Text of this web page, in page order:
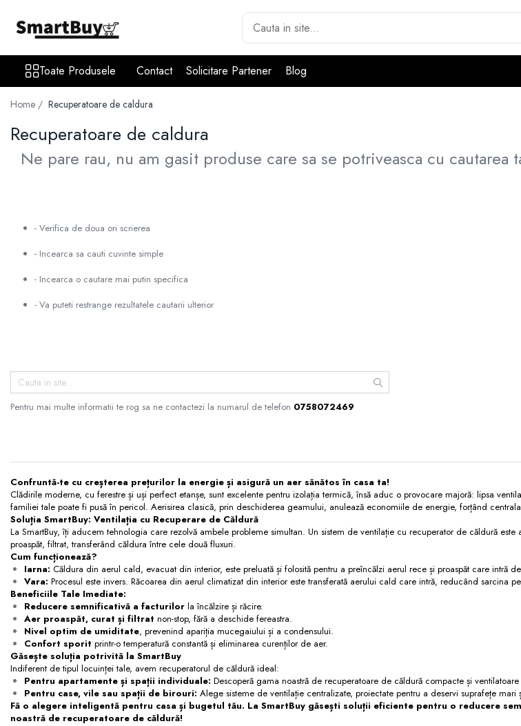
Aer Conditionat
Aer Conditionat - Accesorii
Materiale Climatizare
Benzi Izolatoare
Suporti/Console
Teava cupru
Tubulatura ventilatie
Fitinguri spiro INOX
Tubulatura Spiro
Tub Flexibil Izolat
Tub Flexibil NeIzolat
Accesorii
Ventilatie
Difuzoare Climatizare - Ventilatie
Difuzoare Jet
Difuzoare Turbionare
Grile Climatizare - Ventilatie
Grile
Grila Tubulatura
Grile Acces
Grile de Pardoseala
Grile Exterior
Grile Liniare Decorative
Toate Produsele Contact Solicitare Partener Blog
Home / Recuperatoare de caldura
Recuperatoare de caldura
Ne pare rau, nu am gasit produse care sa se potriveasca cu cautarea
- Verifica de doua ori scrierea
- Incearca sa cauti cuvinte simple
- Incearca o cautare mai putin specifica
- Va puteti restrange rezultatele cautarii ulterior
Pentru mai multe informatii te rog sa ne contactezi la numarul de telefon 0758072469
Confruntă-te cu creșterea prețurilor la energie și asigură un aer sănătos în casa ta!
Clădirile moderne, cu ferestre și uși perfect etanșe, sunt excelente pentru izolația termică, însă aduc o provocare majoră: lipsa
familiei tale poate fi pusă în pericol. Aerisirea clasică, prin deschiderea geamului, anulează economiile de energie, forțând
Soluția SmartBuy: Ventilația cu Recuperare de Căldură
La SmartBuy, îți aducem tehnologia care rezolvă ambele probleme simultan. Un sistem de ventilație cu recuperator de căldură
proaspăt, filtrat, transferând căldura între cele două fluxuri.
Cum funcționează?
Iarna: Căldura din aerul cald, evacuat din interior, este preluată și folosită pentru a preîncălzi aerul rece și proaspăt care intră
Vara: Procesul este invers. Răcoarea din aerul climatizat din interior este transferată aerului cald care intră, reducând sarcina
Beneficiile Tale Imediate:
Reducere semnificativă a facturilor la încălzire și răcire.
Aer proaspăt, curat și filtrat non-stop, fără a deschide fereastra.
Nivel optim de umiditate, prevenind apariția mucegaiului și a condensului.
Confort sporit printr-o temperatură constantă și eliminarea curenților de aer.
Găsește soluția potrivită la SmartBuy
Indiferent de tipul locuinței tale, avem recuperatorul de căldură ideal:
Pentru apartamente și spații individuale: Descoperă gama noastră de recuperatoare de căldură compacte și
Pentru case, vile sau spații de birouri: Alege sisteme de ventilație centralizate, proiectate pentru a deservi suprafețe
Fă o alegere inteligentă pentru casa și bugetul tău. La SmartBuy găsești soluții eficiente pentru o reducere
noastră de recuperatoare de căldură!